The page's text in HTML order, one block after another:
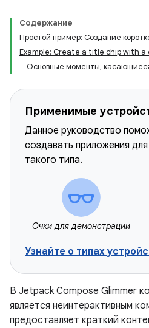
Содержание
Простой пример: Создание
Example: Create a title chip with a
Основные моменты,
Применимые
Данное руководство
создавать приложения
такого типа.
Очки для демонстрации
Узнайте о типах
В Jetpack Compose Glimmer
является неинтерактивным
предоставляет краткий